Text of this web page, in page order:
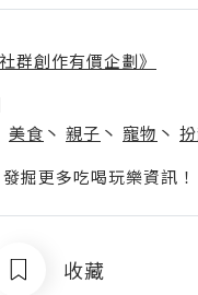
群創作有價企劃》
美食 丶 親子 丶 寵物 丶
掘更多吃喝玩樂資訊！
收藏